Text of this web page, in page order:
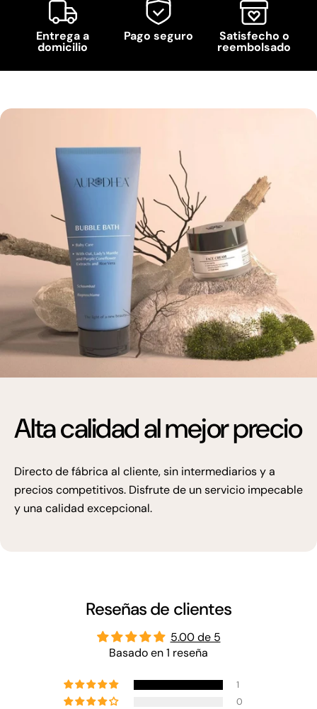
Entrega a
domicilio
Pago seguro Satisfecho o
reembolsado
Alta calidad al mejor precio
Directo de fábrica al cliente, sin intermediarios y a
precios competitivos. Disfrute de un servicio impecable
y una calidad excepcional.
Reseñas de clientes
5.00 de 5
Basado en 1 reseña
1
0